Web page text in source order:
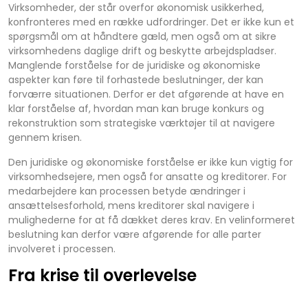
Virksomheder, der står overfor økonomisk usikkerhed,
konfronteres med en række udfordringer. Det er ikke kun et
spørgsmål om at håndtere gæld, men også om at sikre
virksomhedens daglige drift og beskytte arbejdspladser.
Manglende forståelse for de juridiske og økonomiske
aspekter kan føre til forhastede beslutninger, der kan
forværre situationen. Derfor er det afgørende at have en
klar forståelse af, hvordan man kan bruge konkurs og
rekonstruktion som strategiske værktøjer til at navigere
gennem krisen.
Den juridiske og økonomiske forståelse er ikke kun vigtig for
virksomhedsejere, men også for ansatte og kreditorer. For
medarbejdere kan processen betyde ændringer i
ansættelsesforhold, mens kreditorer skal navigere i
mulighederne for at få dækket deres krav. En velinformeret
beslutning kan derfor være afgørende for alle parter
involveret i processen.
Fra krise til overlevelse